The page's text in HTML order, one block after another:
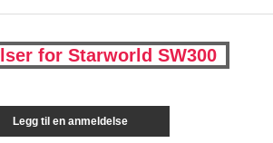
for Starworld SW300
Legg til en anmeldelse